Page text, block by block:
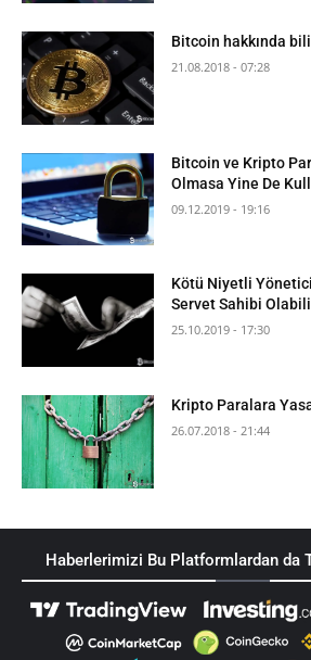
Bitcoin hakkında
21.08.2018 - 07:28
Bitcoin ve Kripto
Olmasa Yine De
09.12.2019 - 19:16
Kötü Niyetli
Servet Sahibi
25.10.2019 - 17:30
Kripto Paralara
26.07.2018 - 21:44
Haberlerimizi Bu Platformlardan da